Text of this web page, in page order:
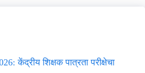
केंद्रीय शिक्षक पात्रता परीक्षेचा